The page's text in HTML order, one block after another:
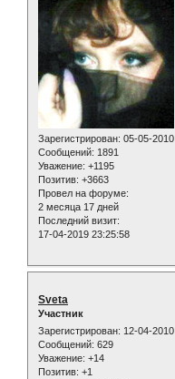
Зарегистрирован: 05-05-2010
Сообщений: 1891
Уважение: +1195
Позитив: +3663
Провел на форуме:
2 месяца 17 дней
Последний визит:
17-04-2019 23:25:58
Sveta
Участник
Зарегистрирован: 12-04-2010
Сообщений: 629
Уважение: +14
Позитив: +1